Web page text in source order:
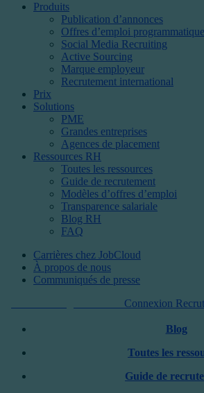
Produits
Publication d’annonces
Offres d’emploi
Social Media Recruiting
Active Sourcing
Marque employeur
Recrutement international
Prix
Solutions
PME
Grandes entreprises
Agences de placement
Ressources RH
Toutes les ressources
Guide de recrutement
Modèles d’offres d’emploi
Transparence salariale
Blog RH
FAQ
Carrières chez JobCloud​
À propos de nous
Communiqués de presse
Connexion
Blog
Toutes les
Guide de